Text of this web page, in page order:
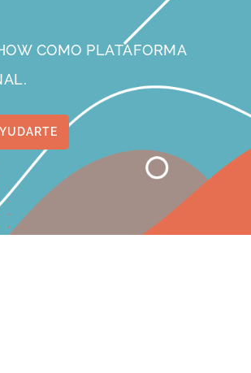
COMO PLATAFORMA